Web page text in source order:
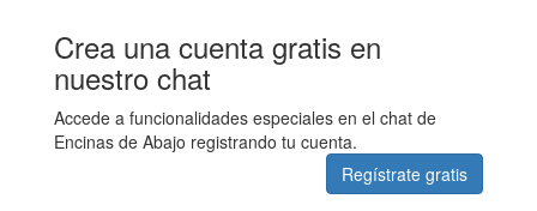
Crea una cuenta gratis en
nuestro chat
Accede a funcionalidades especiales en el chat de
Encinas de Abajo registrando tu cuenta.
Regístrate gratis